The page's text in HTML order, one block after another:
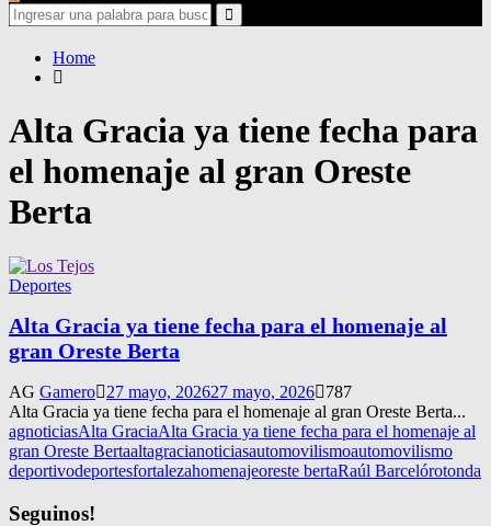
Search
for:
Search
Home
Alta Gracia ya tiene fecha para
el homenaje al gran Oreste
Berta
Deportes
Alta Gracia ya tiene fecha para el homenaje al
gran Oreste Berta
AG Gamero 27 mayo, 202627 mayo, 2026
787
Alta Gracia ya tiene fecha para el homenaje al gran Oreste Berta...
agnoticiasAlta GraciaAlta Gracia ya tiene fecha para el homenaje al
gran Oreste Bertaaltagracianoticiasautomovilismoautomovilismo
deportivodeportesfortalezahomenajeoreste bertaRaúl Barcelórotonda
Seguinos!